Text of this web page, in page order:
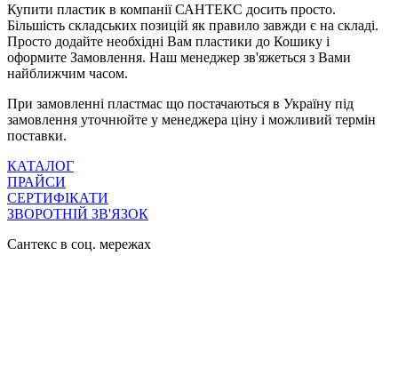
Купити пластик в компанії САНТЕКС досить просто.
Більшість складських позицій як правило завжди є на складі.
Просто додайте необхідні Вам пластики до Кошику і
оформите Замовлення. Наш менеджер зв'яжеться з Вами
найближчим часом.
При замовленні пластмас що постачаються в Україну під
замовлення уточнюйте у менеджера ціну і можливий термін
поставки.
КАТАЛОГ
ПРАЙСИ
СЕРТИФІКАТИ
ЗВОРОТНІЙ ЗВ'ЯЗОК
Сантекс в соц. мережах